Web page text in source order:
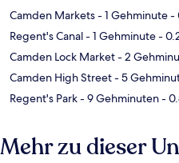
Camden Markets- 1 Gehminute-
Regent's Canal- 1 Gehminute-
Camden Lock Market- 2
Camden High Street- 5
Regent's Park- 9 Gehminuten-
Mehr zu dieser